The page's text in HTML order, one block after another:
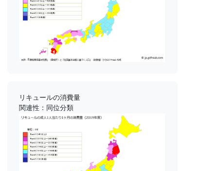
リキュールの消費量
関連性：同位分類